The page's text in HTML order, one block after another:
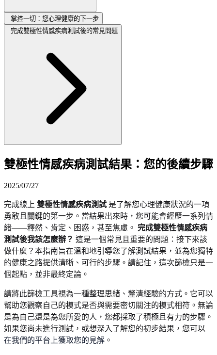
掌控一切：您心理健康的下一步
完成雙極性情感疾病測試後的常見問題
雙極性情感疾病測試結果：您的後續步驟
2025/07/27
完成線上 雙極性情感疾病測試 是了解您心理健康狀況的一項
勇敢且關鍵的第一步。當結果出來時，您可能會經歷一系列情
緒——釋然、肯定、困惑，甚至焦慮。 完成雙極性情感疾病
測試後我該怎麼辦？ 這是一個常見且重要的問題：接下來該
做什麼？本指南旨在溫和地引導您了解測試結果，並為您獨特
的健康之路提供清晰、可行的步驟。請記住，這次篩檢只是一
個起點，並非最終定論。
請將此篩檢工具視為一種整理思緒、釐清經驗的方式。它可以
幫助您觀察自己的模式是否與需要密切關注的模式相符。無論
是為自己還是為您所愛的人，您都採取了積極且有力的步驟。
如果您尚未進行測試，或想深入了解您的初步結果，您可以
在我們的平台上獲取您的見解 。